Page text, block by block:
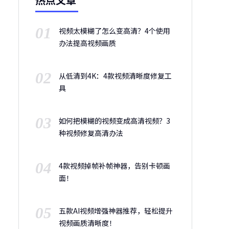
01
视频太模糊了怎么变高清？4个使用
办法提高视频画质
02
从低清到4K：4款视频清晰度修复工
具
03
如何把模糊的视频变成高清视频？3
种视频修复高清办法
04
4款视频掉帧补帧神器，告别卡顿画
面！
05
五款AI视频增强神器推荐，轻松提升
视频画质清晰度！